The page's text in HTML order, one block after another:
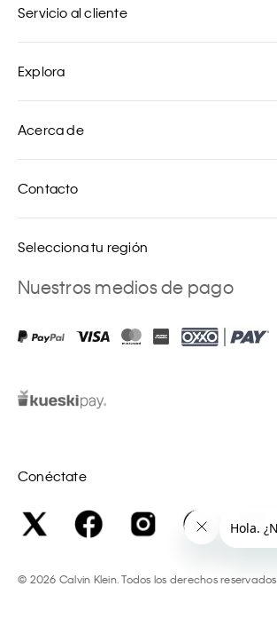
Servicio al cliente
Explora
Acerca de
Contacto
Selecciona tu región
Nuestros medios de pago
Conéctate
© 2026 Calvin Klein. Todos los derechos reservados.